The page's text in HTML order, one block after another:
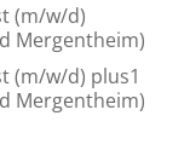
(m/w/d)
Mergentheim)
(m/w/d) plus1
Mergentheim)